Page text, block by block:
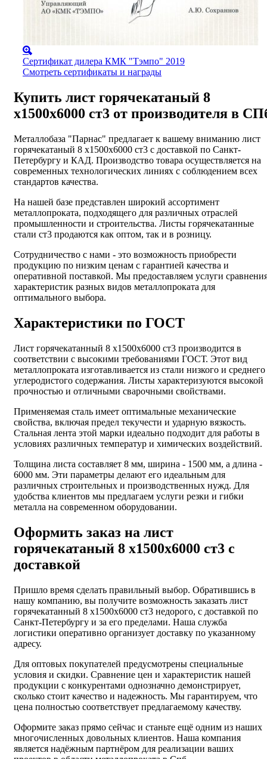
Сертификат дилера КМК "Тэмпо" 2019
Смотреть сертификаты и награды
Купить лист горячекатаный 8
х1500х6000 ст3 от производителя в
Металлобаза "Парнас" предлагает к вашему вниманию лист
горячекатаный 8 х1500х6000 ст3 с доставкой по Санкт-
Петербургу и КАД. Производство товара осуществляется на
современных технологических линиях с соблюдением всех
стандартов качества.
На нашей базе представлен широкий ассортимент
металлопроката, подходящего для различных отраслей
промышленности и строительства. Листы горячекатанные
стали ст3 продаются как оптом, так и в розницу.
Сотрудничество с нами - это возможность приобрести
продукцию по низким ценам с гарантией качества и
оперативной поставкой. Мы предоставляем услуги
характеристик разных видов металлопроката для
оптимального выбора.
Характеристики по ГОСТ
Лист горячекатанный 8 х1500х6000 ст3 производится в
соответствии с высокими требованиями ГОСТ. Этот вид
металлопроката изготавливается из стали низкого и среднего
углеродистого содержания. Листы характеризуются высокой
прочностью и отличными сварочными свойствами.
Применяемая сталь имеет оптимальные механические
свойства, включая предел текучести и ударную вязкость.
Стальная лента этой марки идеально подходит для работы в
условиях различных температур и химических воздействий.
Толщина листа составляет 8 мм, ширина - 1500 мм, а длина -
6000 мм. Эти параметры делают его идеальным для
различных строительных и производственных нужд. Для
удобства клиентов мы предлагаем услуги резки и гибки
металла на современном оборудовании.
Оформить заказ на лист
горячекатаный 8 х1500х6000 ст3 с
доставкой
Пришло время сделать правильный выбор. Обратившись в
нашу компанию, вы получите возможность заказать лист
горячекатанный 8 х1500х6000 ст3 недорого, с доставкой по
Санкт-Петербургу и за его пределами. Наша служба
логистики оперативно организует доставку по указанному
адресу.
Для оптовых покупателей предусмотрены специальные
условия и скидки. Сравнение цен и характеристик нашей
продукции с конкурентами однозначно демонстрирует,
сколько стоит качество и надежность. Мы гарантируем, что
цена полностью соответствует предлагаемому качеству.
Оформите заказ прямо сейчас и станьте ещё одним из наших
многочисленных довольных клиентов. Наша компания
является надёжным партнёром для реализации ваших